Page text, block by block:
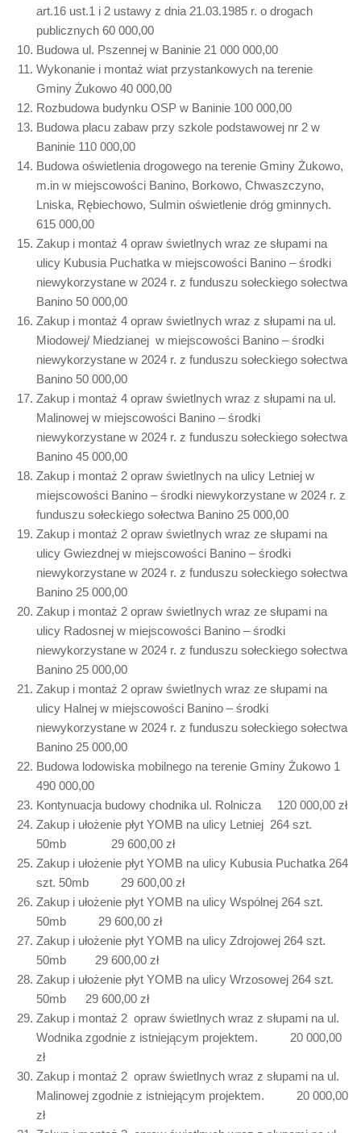
art.16 ust.1 i 2 ustawy z dnia 21.03.1985 r. o drogach
publicznych 60 000,00
Budowa ul. Pszennej w Baninie 21 000 000,00
Wykonanie i montaż wiat przystankowych na terenie
Gminy Żukowo 40 000,00
Rozbudowa budynku OSP w Baninie 100 000,00
Budowa placu zabaw przy szkole podstawowej nr 2 w
Baninie 110 000,00
Budowa oświetlenia drogowego na terenie Gminy Żukowo,
m.in w miejscowości Banino, Borkowo, Chwaszczyno,
Lniska, Rębiechowo, Sulmin oświetlenie dróg gminnych.
615 000,00
Zakup i montaż 4 opraw świetlnych wraz ze słupami na
ulicy Kubusia Puchatka w miejscowości Banino – środki
niewykorzystane w 2024 r. z funduszu sołeckiego sołectwa
Banino 50 000,00
Zakup i montaż 4 opraw świetlnych wraz z słupami na ul.
Miodowej/ Miedzianej w miejscowości Banino – środki
niewykorzystane w 2024 r. z funduszu sołeckiego sołectwa
Banino 50 000,00
Zakup i montaż 4 opraw świetlnych wraz z słupami na ul.
Malinowej w miejscowości Banino – środki
niewykorzystane w 2024 r. z funduszu sołeckiego sołectwa
Banino 45 000,00
Zakup i montaż 2 opraw świetlnych na ulicy Letniej w
miejscowości Banino – środki niewykorzystane w 2024 r. z
funduszu sołeckiego sołectwa Banino 25 000,00
Zakup i montaż 2 opraw świetlnych wraz ze słupami na
ulicy Gwiezdnej w miejscowości Banino – środki
niewykorzystane w 2024 r. z funduszu sołeckiego sołectwa
Banino 25 000,00
Zakup i montaż 2 opraw świetlnych wraz ze słupami na
ulicy Radosnej w miejscowości Banino – środki
niewykorzystane w 2024 r. z funduszu sołeckiego sołectwa
Banino 25 000,00
Zakup i montaż 2 opraw świetlnych wraz ze słupami na
ulicy Halnej w miejscowości Banino – środki
niewykorzystane w 2024 r. z funduszu sołeckiego sołectwa
Banino 25 000,00
Budowa lodowiska mobilnego na terenie Gminy Żukowo 1
490 000,00
Kontynuacja budowy chodnika ul. Rolnicza 120 000,00 zł
Zakup i ułożenie płyt YOMB na ulicy Letniej 264 szt.
50mb 29 600,00 zł
Zakup i ułożenie płyt YOMB na ulicy Kubusia Puchatka 264
szt. 50mb 29 600,00 zł
Zakup i ułożenie płyt YOMB na ulicy Wspólnej 264 szt.
50mb 29 600,00 zł
Zakup i ułożenie płyt YOMB na ulicy Zdrojowej 264 szt.
50mb 29 600,00 zł
Zakup i ułożenie płyt YOMB na ulicy Wrzosowej 264 szt.
50mb 29 600,00 zł
Zakup i montaż 2 opraw świetlnych wraz z słupami na ul.
Wodnika zgodnie z istniejącym projektem. 20 000,00
zł
Zakup i montaż 2 opraw świetlnych wraz z słupami na ul.
Malinowej zgodnie z istniejącym projektem. 20 000,00
zł